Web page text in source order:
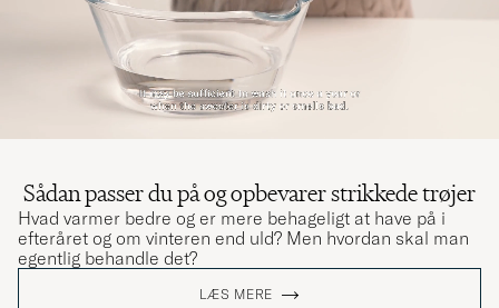
Sådan passer du på og opbevarer strikkede trøjer
Hvad varmer bedre og er mere behageligt at have på i
efteråret og om vinteren end uld? Men hvordan skal man
egentlig behandle det?
LÆS MERE